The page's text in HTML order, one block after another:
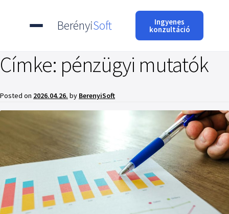
BerényiSoft Ingyenes
konzultáció
Címke: pénzügyi mutatók
Posted on 2026.04.26. by BerenyiSoft